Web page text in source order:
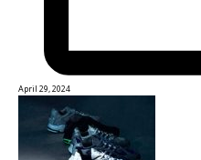
April 29, 2024